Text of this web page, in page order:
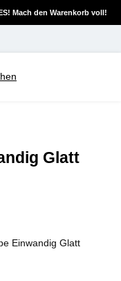
Mach den Warenkorb voll!
Glatt